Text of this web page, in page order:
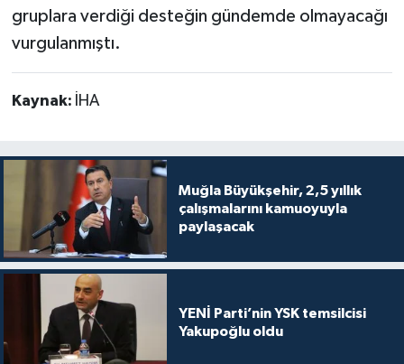
gruplara verdiği desteğin gündemde olmayacağı
vurgulanmıştı.
Kaynak: İHA
Muğla Büyükşehir, 2,5 yıllık
çalışmalarını kamuoyuyla
paylaşacak
YENİ Parti’nin YSK temsilcisi
Yakupoğlu oldu